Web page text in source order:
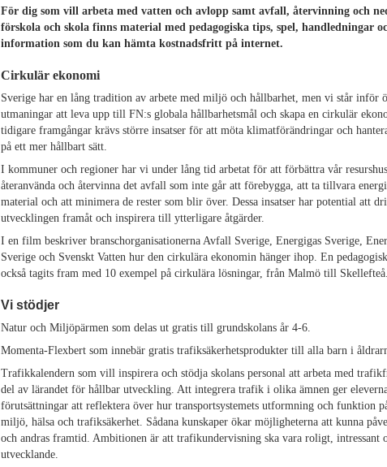
För dig som vill arbeta med vatten och avlopp samt avfall, återvinning och
förskola och skola finns material med pedagogiska tips, spel, handledningar
information som du kan hämta kostnadsfritt på internet.
Cirkulär ekonomi
Sverige har en lång tradition av arbete med miljö och hållbarhet, men vi står inför
utmaningar att leva upp till FN:s globala hållbarhetsmål och skapa en cirkulär
tidigare framgångar krävs större insatser för att möta klimatförändringar och
på ett mer hållbart sätt.
I kommuner och regioner har vi under lång tid arbetat för att förbättra vår
återanvända och återvinna det avfall som inte går att förebygga, att ta tillvara
material och att minimera de rester som blir över. Dessa insatser har potential att
utvecklingen framåt och inspirera till ytterligare åtgärder.
I en film beskriver branschorganisationerna Avfall Sverige, Energigas Sverige,
Sverige och Svenskt Vatten hur den cirkulära ekonomin hänger ihop. En
också tagits fram med 10 exempel på cirkulära lösningar, från Malmö till Skellefteå.
Vi stödjer
Natur och Miljöpärmen som delas ut gratis till grundskolans år 4-6.
Momenta-Flexbert som innebär gratis trafiksäkerhetsprodukter till alla barn i
Trafikkalendern som vill inspirera och stödja skolans personal att arbeta med
del av lärandet för hållbar utveckling. Att integrera trafik i olika ämnen ger
förutsättningar att reflektera över hur transportsystemets utformning och funktion
miljö, hälsa och trafiksäkerhet. Sådana kunskaper ökar möjligheterna att kunna
och andras framtid. Ambitionen är att trafikundervisning ska vara roligt, intressant
utvecklande.